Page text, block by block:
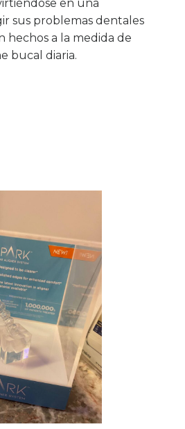
en una
sus problemas dentales
hechos a la medida de
bucal diaria.